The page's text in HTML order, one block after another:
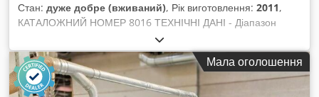
Стан: дуже добре (вживаний), Рік виготовлення: 2011,
КАТАЛОЖНИЙ НОМЕР 8016 ТЕХНІЧНІ ДАНІ - Діапазон
оброблюваних діаметрів шкантів: 60-160мм - Макс. діаметр
вхідного матеріалу: 210мм - Мінімальна довжина вхідного
матеріалу: 1000мм - Макс. припуск на обробку з кожного
боку: 30мм - Встановлена втулка діаметром: 90мм - Двигун
Мала оголошення